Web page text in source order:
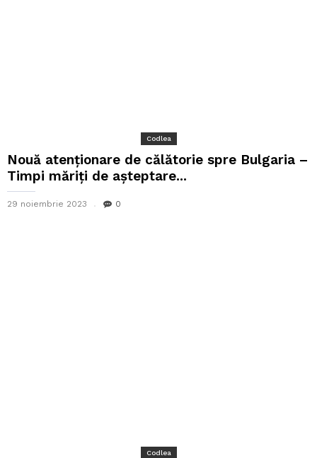
Codlea
Nouă atenţionare de călătorie spre Bulgaria –
Timpi măriţi de aşteptare...
29 noiembrie 2023 0
Codlea